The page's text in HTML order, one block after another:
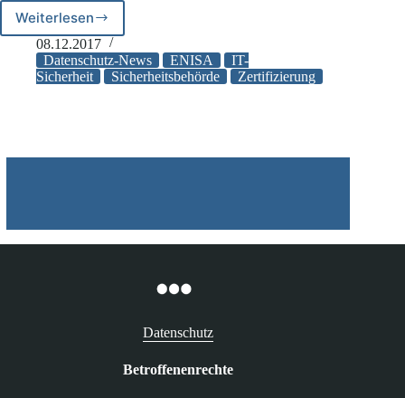
Weiterlesen
ENISA-
Bericht
mit
Empfehlungen
DSGVO
08.12.2017
Datenschutz-News
ENISA
IT-
Sicherheit
Sicherheitsbehörde Zertifizierung
Datenschutz
Betroffenenrechte